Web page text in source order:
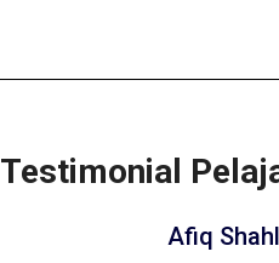
Testimonial
Haslinda